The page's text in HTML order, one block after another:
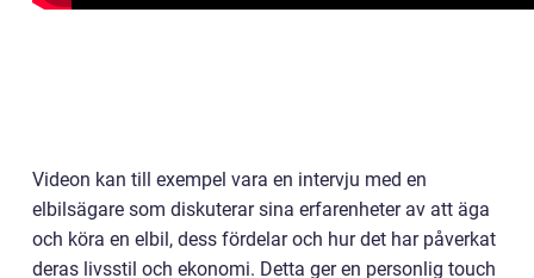
Videon kan till exempel vara en intervju med en
elbilsägare som diskuterar sina erfarenheter av att äga
och köra en elbil, dess fördelar och hur det har påverkat
deras livsstil och ekonomi. Detta ger en personlig touch